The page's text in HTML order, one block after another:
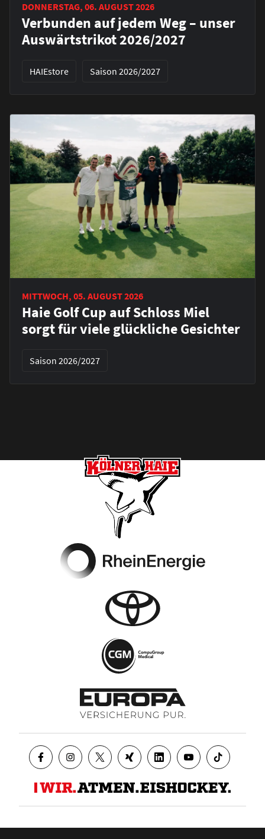
DONNERSTAG, 06. AUGUST 2026
Verbunden auf jedem Weg – unser
Auswärtstrikot 2026/2027
HAIEstore Saison 2026/2027
MITTWOCH, 05. AUGUST 2026
Haie Golf Cup auf Schloss Miel
sorgt für viele glückliche Gesichter
Saison 2026/2027
Datenschutz AGB Impressum Kontakt Presse